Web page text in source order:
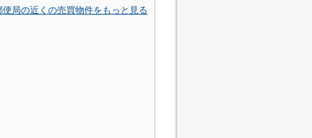
便局の近くの売買物件をもっと見る